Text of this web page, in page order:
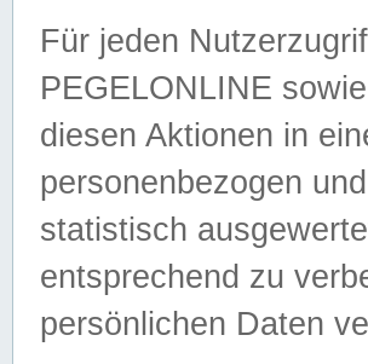
Für jeden
PEGELONLINE
diesen Aktionen in
personenbezogen
statistisch
entsprechend zu
persönlichen Daten